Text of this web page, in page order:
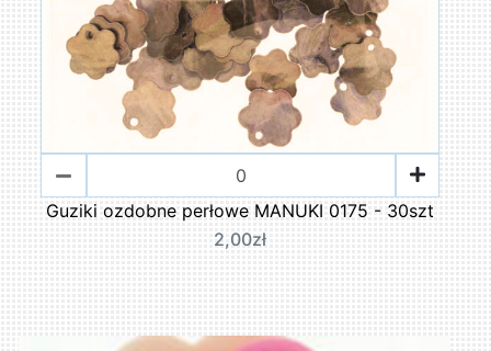
Guziki ozdobne perłowe MANUKI 0175 - 30szt
2,00zł